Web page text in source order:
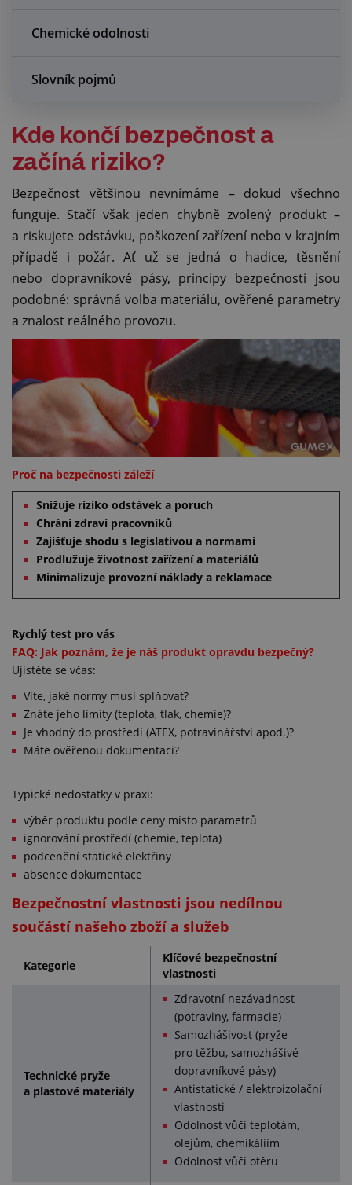
Chemické odolnosti
Slovník pojmů
Kde končí bezpečnost a
začíná riziko?
Bezpečnost většinou nevnímáme – dokud všechno
funguje. Stačí však jeden chybně zvolený produkt –
a riskujete odstávku, poškození zařízení nebo v krajním
případě i požár. Ať už se jedná o hadice, těsnění
nebo dopravníkové pásy, principy bezpečnosti jsou
podobné: správná volba materiálu, ověřené parametry
a znalost reálného provozu.
Proč na bezpečnosti záleží
Snižuje riziko odstávek a poruch
Chrání zdraví pracovníků
Zajišťuje shodu s legislativou a normami
Prodlužuje životnost zařízení a materiálů
Minimalizuje provozní náklady a reklamace
Rychlý test pro vás
FAQ: Jak poznám, že je náš produkt opravdu bezpečný?
Ujistěte se včas:
Víte, jaké normy musí splňovat?
Znáte jeho limity (teplota, tlak, chemie)?
Je vhodný do prostředí (ATEX, potravinářství apod.)?
Máte ověřenou dokumentaci?
Typické nedostatky v praxi:
výběr produktu podle ceny místo parametrů
ignorování prostředí (chemie, teplota)
podcenění statické elektřiny
absence dokumentace
Bezpečnostní vlastnosti jsou nedílnou
součástí našeho zboží a služeb
Kategorie
Klíčové bezpečnostní
vlastnosti
Technické pryže
a plastové materiály
Zdravotní nezávadnost
(potraviny, farmacie)
Samozhášivost (pryže
pro těžbu, samozhášivé
dopravníkové pásy)
Antistatické / elektroizolační
vlastnosti
Odolnost vůči teplotám,
olejům, chemikáliím
Odolnost vůči otěru